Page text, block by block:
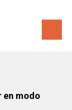
en modo